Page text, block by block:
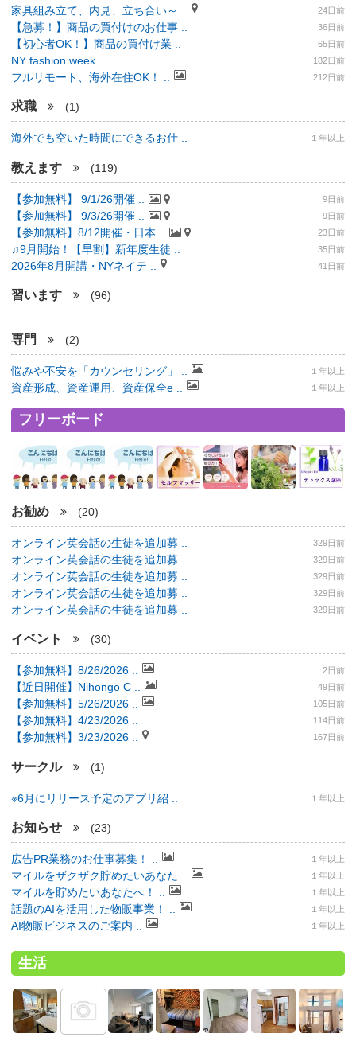
家具組み立て、内見、立ち合い～ .. 24日前
【急募！】商品の買付けのお仕事 .. 36日前
【初心者OK！】商品の買付け業 .. 65日前
NY fashion week .. 182日前
フルリモート、海外在住OK！ .. 212日前
求職 (1)
海外でも空いた時間にできるお仕 .. １年以上
教えます (119)
【参加無料】 9/1/26開催 .. 9日前
【参加無料】 9/3/26開催 .. 9日前
【参加無料】8/12開催・日本 .. 23日前
♫9月開始！【早割】新年度生徒 .. 35日前
2026年8月開講・NYネイテ .. 41日前
習います (96)
専門 (2)
悩みや不安を「カウンセリング」 .. １年以上
資産形成、資産運用、資産保全e .. １年以上
フリーボード
お勧め (20)
オンライン英会話の生徒を追加募 .. 329日前
オンライン英会話の生徒を追加募 .. 329日前
オンライン英会話の生徒を追加募 .. 329日前
オンライン英会話の生徒を追加募 .. 329日前
オンライン英会話の生徒を追加募 .. 329日前
イベント (30)
【参加無料】8/26/2026 .. 2日前
【近日開催】Nihongo C .. 49日前
【参加無料】5/26/2026 .. 105日前
【参加無料】4/23/2026 .. 114日前
【参加無料】3/23/2026 .. 167日前
サークル (1)
※6月にリリース予定のアプリ紹 .. １年以上
お知らせ (23)
広告PR業務のお仕事募集！ .. １年以上
マイルをザクザク貯めたいあなた .. １年以上
マイルを貯めたいあなたへ！ .. １年以上
話題のAIを活用した物販事業！ .. １年以上
AI物販ビジネスのご案内 .. １年以上
生活